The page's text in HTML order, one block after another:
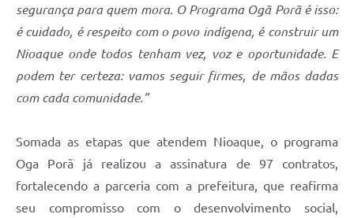
segurança para quem mora. O Programa Ogã Porã é isso:
é cuidado, é respeito com o povo indígena, é construir um
Nioaque onde todos tenham vez, voz e oportunidade. E
podem ter certeza: vamos seguir firmes, de mãos dadas
com cada comunidade.”
Somada as etapas que atendem Nioaque, o programa
Oga Porã já realizou a assinatura de 97 contratos,
fortalecendo a parceria com a prefeitura, que reafirma
seu compromisso com o desenvolvimento social,